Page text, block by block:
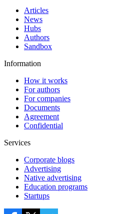
Articles
News
Hubs
Authors
Sandbox
Information
How it works
For authors
For companies
Documents
Agreement
Confidential
Services
Corporate blogs
Advertising
Native advertising
Education programs
Startups